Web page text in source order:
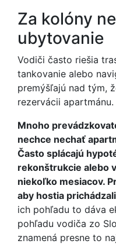
Za kolóny
ubytovanie
Vodiči často riešia
tankovanie alebo
premýšľajú nad tým,
rezervácii apartmánu.
Mnoho
nechce nechať
Často splácajú
rekonštrukcie alebo
niekoľko mesiacov.
aby hostia
ich pohľadu to dáva
pohľadu vodiča zo
znamená presne to